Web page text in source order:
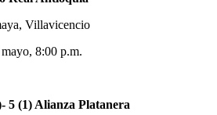
Villavicencio
8:00 p.m.
5 (1) Alianza Platanera